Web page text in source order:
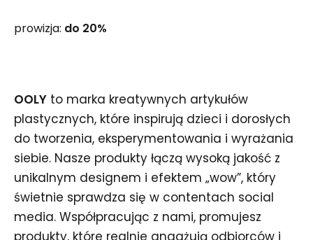
prowizja: do 20%
OOLY to marka kreatywnych artykułów
plastycznych, które inspirują dzieci i dorosłych
do tworzenia, eksperymentowania i wyrażania
siebie. Nasze produkty łączą wysoką jakość z
unikalnym designem i efektem „wow”, który
świetnie sprawdza się w contentach social
media. Współpracując z nami, promujesz
produkty, które realnie angażują odbiorców i